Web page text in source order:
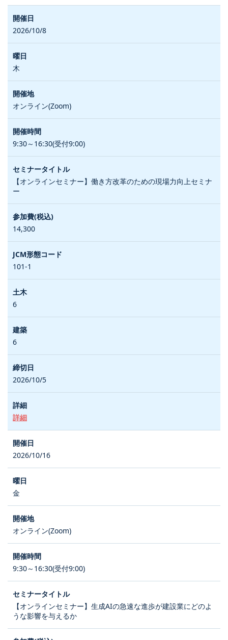
2026/10/8
木
オンライン(Zoom)
9:30～16:30(受付9:00)
【オンラインセミナー】働き方改革のための現場力向上セミナ
ー
14,300
101-1
6
6
2026/10/5
詳細
2026/10/16
金
オンライン(Zoom)
9:30～16:30(受付9:00)
【オンラインセミナー】生成AIの急速な進歩が建設業にどのよ
うな影響を与えるか